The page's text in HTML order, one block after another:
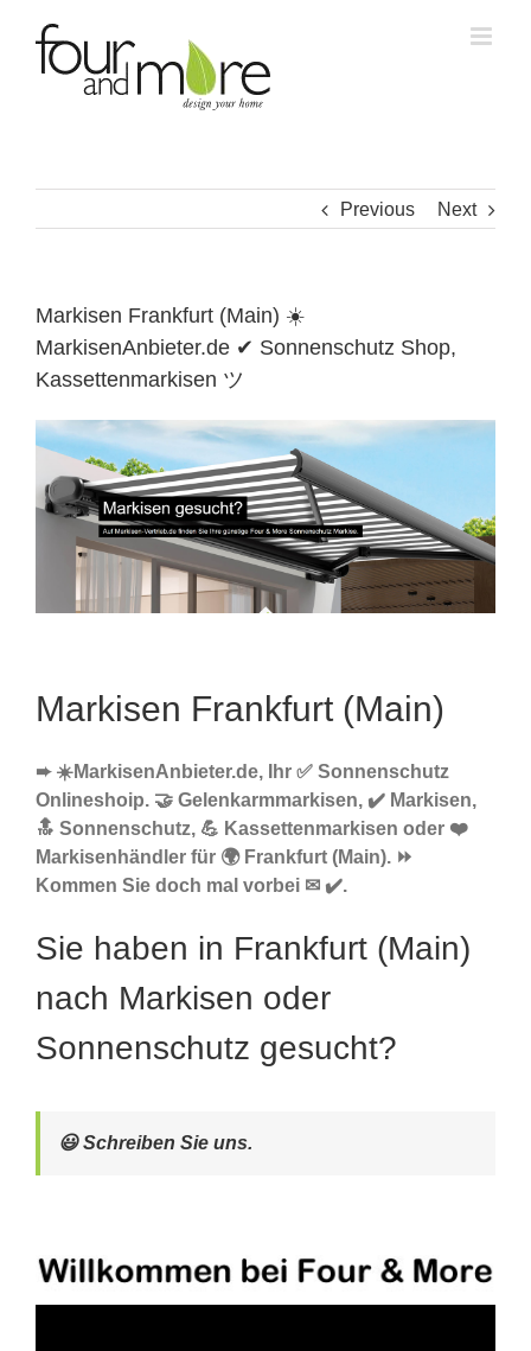
content
Previous Next
Markisen Frankfurt (Main) ☀️
MarkisenAnbieter.de ✔ Sonnenschutz Shop,
Kassettenmarkisen ツ
Markisen Frankfurt (Main)
➨ ☀️MarkisenAnbieter.de, Ihr ✅ Sonnenschutz
Onlineshoip. 🤝 Gelenkarmmarkisen, ✔️ Markisen,
🔝 Sonnenschutz, 💪 Kassettenmarkisen oder ❤️
Markisenhändler für 🌍 Frankfurt (Main). ⏩
Kommen Sie doch mal vorbei ✉ ✔️.
Sie haben in Frankfurt (Main)
nach Markisen oder
Sonnenschutz gesucht?
😃 Schreiben Sie uns.